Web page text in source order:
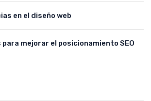
en el diseño web
mejorar el posicionamiento SEO